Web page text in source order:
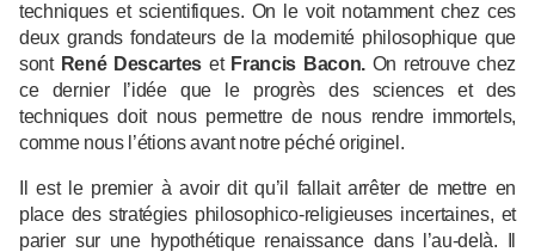
techniques et scientifiques. On le voit notamment chez ces
deux grands fondateurs de la modernité philosophique que
sont René Descartes et Francis Bacon.On retrouve chez
ce dernier l’idée que le progrès des sciences et des
techniques doit nous permettre de nous rendre immortels,
comme nous l’étions avant notre péché originel.
Il est le premier à avoir dit qu’il fallait arrêter de mettre en
place des stratégies philosophico-religieuses incertaines, et
parier sur une hypothétique renaissance dans l’au-delà. Il